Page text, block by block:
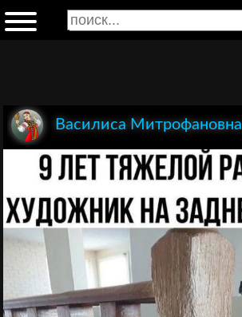
Василиса Митрофановна